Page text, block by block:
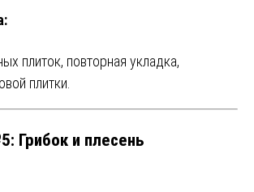
плиток, повторная укладка,
плитки.
Грибок и плесень